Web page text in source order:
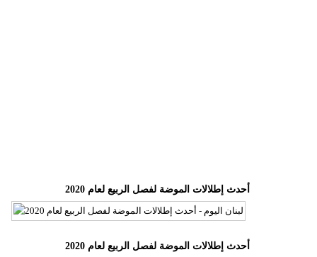
إسلامية
أحدث إطلالات الموضة لفصل الربيع لعام 2020
أحدث إطلالات الموضة لفصل الربيع لعام 2020